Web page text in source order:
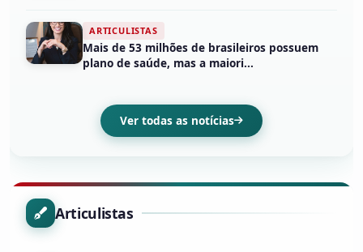
ARTICULISTAS
Mais de 53 milhões de brasileiros possuem
plano de saúde, mas a maiori...
Ver todas as notícias
Articulistas